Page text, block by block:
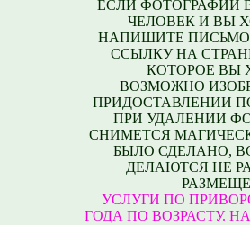
ЕСЛИ ФОТОГРАФИИ
ЧЕЛОВЕК И ВЫ
НАПИШИТЕ
ССЫЛКУ НА
КОТОРОЕ ВЫ
ВОЗМОЖНО
ПРИДОСТАВЛЕНИИ
ПРИ УДАЛЕНИИ
СНИМЕТСЯ
БЫЛО СДЕЛАНО,
ДЕЛАЮТСЯ НЕ
УСЛУГИ ПО
ГОДА ПО ВОЗРАСТУ.